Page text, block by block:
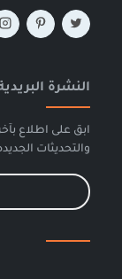
النشرة
ابق على اطلاع
والتحديثات